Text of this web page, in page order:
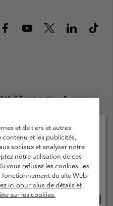
5 Rue de la Haye, Espace
par l'utilisateur
Impressum
et de tiers et autres
et les publicités,
sociaux et analyser notre
notre utilisation de ces
vous refusez les cookies, les
fonctionnement du site Web
ici pour plus de détails et
sur les cookies.
pays d’expédition et
langue
disponibles